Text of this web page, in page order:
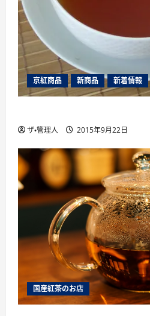
京紅商品 新商品 新着情報
ザ・管理人 2015年9月22日
国産紅茶のお店